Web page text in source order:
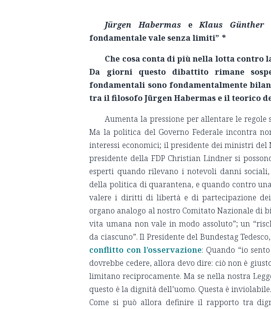
Jürgen Habermas eKlaus Gü
fondamentale vale senza limiti” *
Che cosa conta di più nella lotta contro
Da giorni questo dibattito rimane
fondamentali sono fondamentalmente
tra il filosofo Jürgen Habermas e il teorico
Aumenta la pressione per allentare le
Ma la politica del Governo Federale incontra
interessi economici; il presidente dei ministri del
presidente della FDP Christian Lindner si
esperti quando rilevano i notevoli danni
della politica di quarantena, e quando contro
valere i diritti di libertà e di partecipazione dei
organo analogo al nostro Comitato Nazionale di
vita umana non vale in modo assoluto”; un
da ciascuno”. Il Presidente del Bundestag
conflitto con l’osservazione: Quando “io
dovrebbe cedere, allora devo dire: ciò non è
limitano reciprocamente. Ma se nella nostra
questo è la dignità dell’uomo. Questa è
Come si può allora definire il rapporto tra